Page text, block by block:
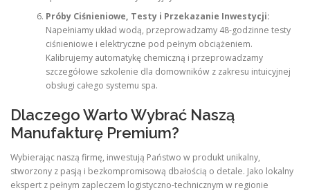
Próby Ciśnieniowe, Testy i Przekazanie Inwestycji:
Napełniamy układ wodą, przeprowadzamy 48-godzinne testy
ciśnieniowe i elektryczne pod pełnym obciążeniem.
Kalibrujemy automatykę chemiczną i przeprowadzamy
szczegółowe szkolenie dla domowników z zakresu intuicyjnej
obsługi całego systemu spa.
Dlaczego Warto Wybrać Naszą
Manufakturę Premium?
Wybierając naszą firmę, inwestują Państwo w produkt unikalny,
stworzony z pasją i bezkompromisową dbałością o detale. Jako lokalny
ekspert z pełnym zapleczem logistyczno-technicznym w regionie